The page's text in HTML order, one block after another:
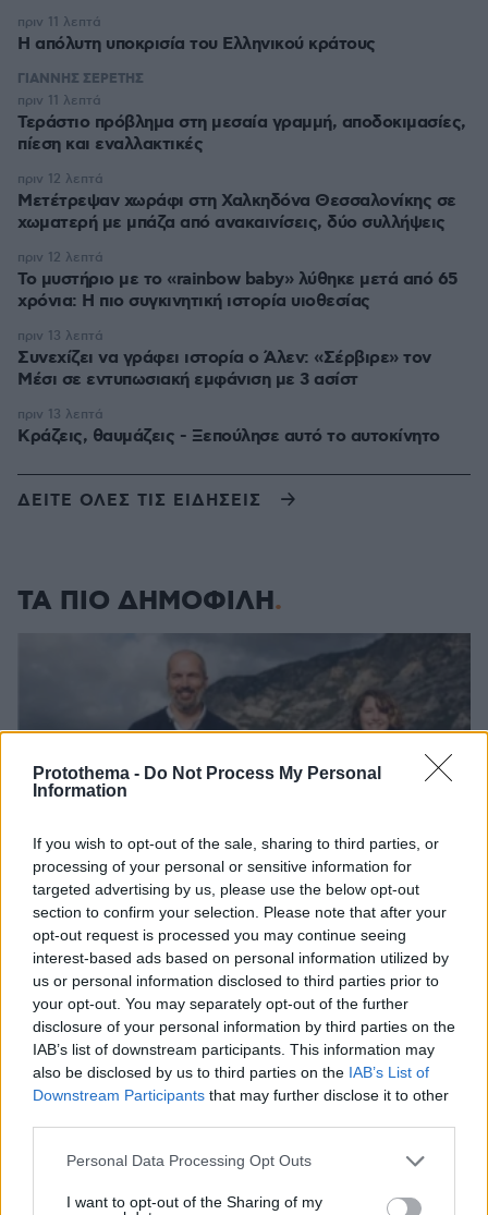
Protothema - Do Not Process My Personal
Information
If you wish to opt-out of the sale, sharing to third parties, or
processing of your personal or sensitive information for
targeted advertising by us, please use the below opt-out
section to confirm your selection. Please note that after your
opt-out request is processed you may continue seeing
interest-based ads based on personal information utilized by
us or personal information disclosed to third parties prior to
your opt-out. You may separately opt-out of the further
disclosure of your personal information by third parties on the
IAB’s list of downstream participants. This information may
also be disclosed by us to third parties on the IAB’s List of
Downstream Participants that may further disclose it to other
Please note that this website/app uses one or more Google
not limited to your visit or usage behaviour. You may click to
Personal Data Processing Opt Outs
I want to opt-out of the Sharing of my
Η απόλυτη υποκρισία του Ελληνικού κράτους
πριν 11 λεπτά
ΓΙΑΝΝΗΣ ΣΕΡΕΤΗΣ
Τεράστιο πρόβλημα στη μεσαία γραμμή, αποδοκιμασίες,
πίεση και εναλλακτικές
πριν 11 λεπτά
Μετέτρεψαν χωράφι στη Χαλκηδόνα Θεσσαλονίκης σε
χωματερή με μπάζα από ανακαινίσεις, δύο συλλήψεις
πριν 12 λεπτά
Το μυστήριο με το «rainbow baby» λύθηκε μετά από 65
χρόνια: Η πιο συγκινητική ιστορία υιοθεσίας
πριν 12 λεπτά
Συνεχίζει να γράφει ιστορία ο Άλεν: «Σέρβιρε» τον
Μέσι σε εντυπωσιακή εμφάνιση με 3 ασίστ
πριν 13 λεπτά
Κράζεις, θαυμάζεις - Ξεπούλησε αυτό το αυτοκίνητο
πριν 13 λεπτά
ΔΕΙΤΕ ΟΛΕΣ ΤΙΣ ΕΙΔΗΣΕΙΣ
ΤΑ ΠΙΟ ΔΗΜΟΦΙΛΗ
«Τα παιδιά έχουν μια μικρή ίωση»: Το τελευταίο
μήνυμα της μητέρας στον πρώην σύζυγό της πριν
06.08.2026, 04:44